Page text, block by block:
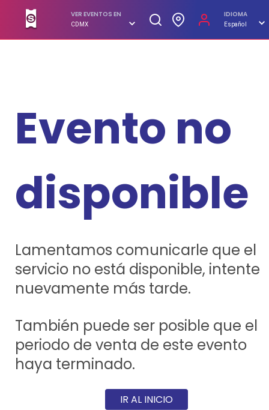
VER EVENTOS EN
CDMX
IDIOMA
Español
Evento no
disponible
Lamentamos comunicarle que el
servicio no está disponible, intente
nuevamente más tarde.
También puede ser posible que el
periodo de venta de este evento
haya terminado.
IR AL INICIO
SUPERBOLETOS. No hagas filas, compra en línea